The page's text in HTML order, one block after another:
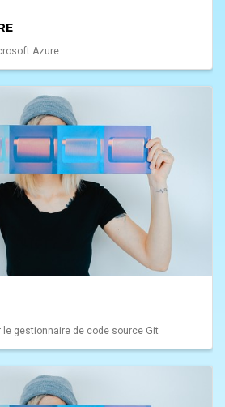
Azure
gestionnaire de code source Git